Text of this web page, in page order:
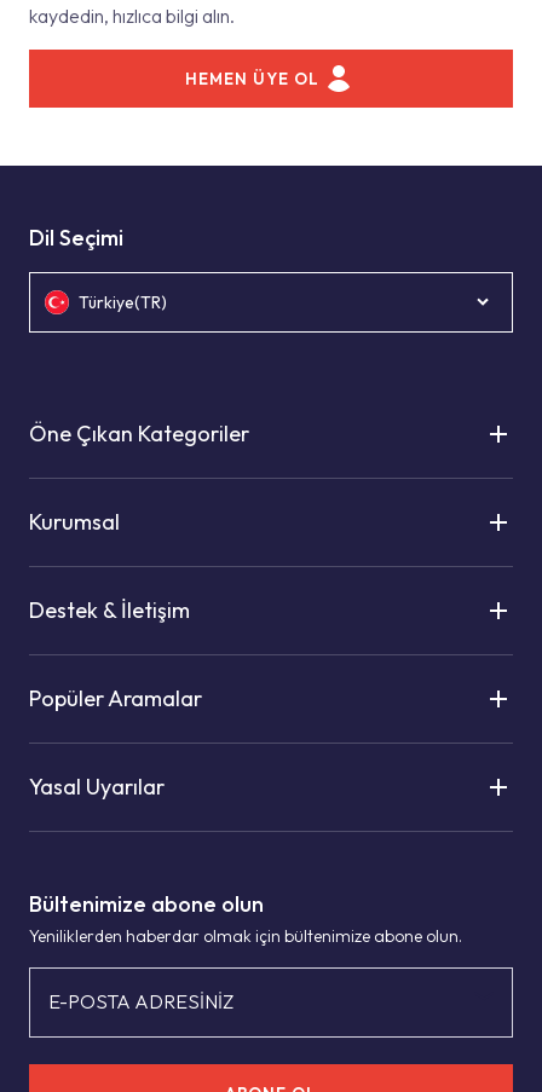
kaydedin, hızlıca bilgi alın.
HEMEN ÜYE OL
Bültenimize abone olun
Yeniliklerden haberdar olmak için bültenimize abone olun.
E-POSTA ADRESİNİZ
Dil Seçimi
Türkiye(TR)
Öne Çıkan Kategoriler
Kurumsal
Destek & İletişim
Popüler Aramalar
Yasal Uyarılar